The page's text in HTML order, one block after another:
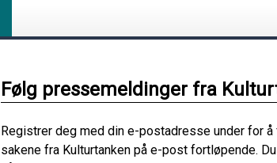
Følg pressemeldinger fra
Registrer deg med din e-postadresse under for
sakene fra Kulturtanken på e-post fortløpende.